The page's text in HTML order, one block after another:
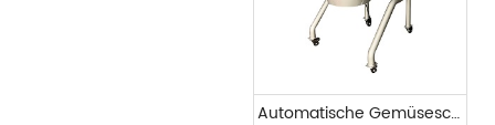
Automatische Gemüseschneidemaschine